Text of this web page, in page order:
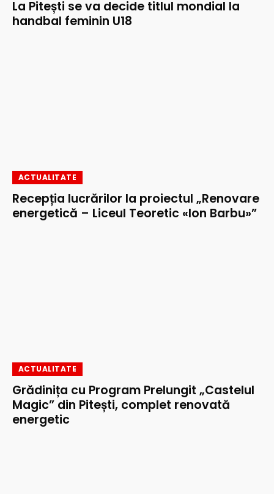
La Pitești se va decide titlul mondial la
handbal feminin U18
ACTUALITATE
Recepția lucrărilor la proiectul „Renovare
energetică – Liceul Teoretic «Ion Barbu»”
ACTUALITATE
Grădinița cu Program Prelungit „Castelul
Magic” din Pitești, complet renovată
energetic